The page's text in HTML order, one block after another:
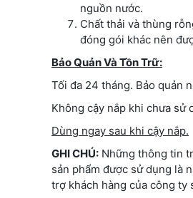
nguồn nước.
Chất thải và thùng
đóng gói khác nên
Bảo Quản Và Tồn Trữ:
Tối đa 24 tháng. Bảo quản
Không cậy nắp khi chưa sử
Dùng ngay sau khi cậy nắp.
GHI CHÚ: Những thông tin
sản phẩm được sử dụng là
trợ khách hàng của công ty